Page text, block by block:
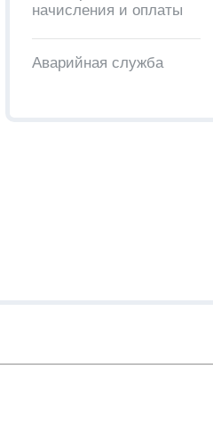
начисления и оплаты
Аварийная служба